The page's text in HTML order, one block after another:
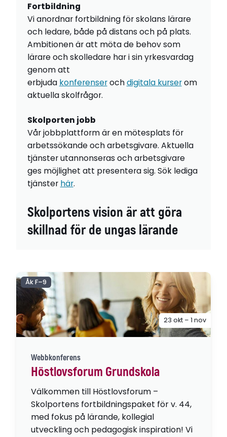
Fortbildning
Vi anordnar fortbildning för skolans lärare
och ledare, både på distans och på plats.
Ambitionen är att möta de behov som
lärare och skolledare har i sin yrkesvardag
genom att
erbjuda konferenserochdigitala kurserom
aktuella skolfrågor.
Skolporten jobb
Vår jobbplattform är en mötesplats för
arbetssökande och arbetsgivare. Aktuella
tjänster utannonseras och arbetsgivare
ges möjlighet att presentera sig. Sök lediga
tjänster här.
Skolportens vision är att göra
skillnad för de ungas lärande
Webbkonferens
Höstlovsforum Grundskola
Välkommen till Höstlovsforum –
Skolportens fortbildningspaket för v. 44,
med fokus på lärande, kollegial
utveckling och pedagogisk inspiration! Vi
Åk F–9
23 okt – 1 nov